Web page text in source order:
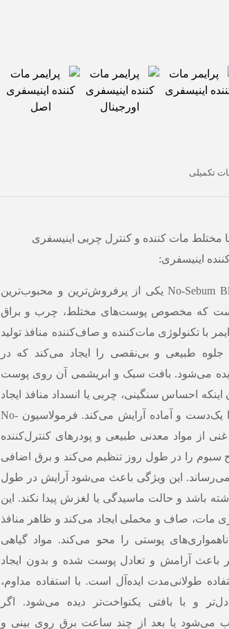
تکمیلی
مختلط مات کننده و کنترل چربی اینیسفری
اینیسفری:
پرایمر اینیسفری No-Sebum Blur یکی از پرفروش‌ترین و محبوب‌ترین
است که مخصوص پوست‌های مختلط، چرب و براق
با تکنولوژی مات‌کننده و صاف‌کننده منافذ تولید
طبیعی و بی‌نقصی را ایجاد می‌کند که در
می‌شود. بافت سبک و ابریشمی آن روی پوست
احساس سنگینی، چربی یا انسداد منافذ ایجاد
کند، سطح پوست را یک‌دست و آماده آرایش می‌کند. فرمولاسیون No-
Sebum Blur Primer غنی از مواد معدنی طبیعی و پودرهای کنترل‌کننده
را در طول روز تنظیم می‌کند و برق اضافی
این ویژگی باعث می‌شود آرایش در طول
باشد و حالت ماسیدگی یا لغزش پیدا نکند. این
مات، صاف و مخملی ایجاد می‌کند و ظاهر منافذ
پوستی را محو می‌کند. مواد گیاهی
باعث آرامش و تعادل پوست شده و بدون ایجاد
طولانی‌مدت ایده‌آل است. با استفاده مداوم،
و با بافتی یکنواخت‌تر دیده می‌شود. اگر
می‌شود یا بعد از چند ساعت برق روی بینی و